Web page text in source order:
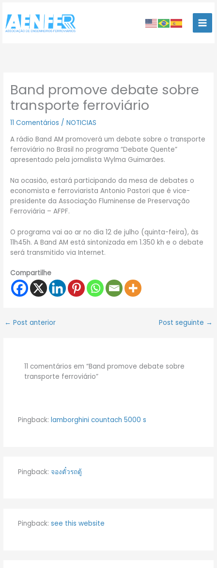
para
conteúdo
Band promove debate sobre
transporte ferroviário
11 Comentários /NOTICIAS
A rádio Band AM promoverá um debate sobre o transporte
ferroviário no Brasil no programa “Debate Quente”
apresentado pela jornalista Wylma Guimarães.
Na ocasião, estará participando da mesa de debates o
economista e ferroviarista Antonio Pastori que é vice-
presidente da Associação Fluminense de Preservação
Ferroviária – AFPF.
O programa vai ao ar no dia 12 de julho (quinta-feira), às
11h45h. A Band AM está sintonizada em 1.350 kh e o debate
será transmitido via Internet.
Compartilhe
← Post anterior Post seguinte →
11 comentários em “Band promove debate sobre
transporte ferroviário”
Pingback: lamborghini countach 5000 s
Pingback: จองตั๋วรถตู้
Pingback: see this website